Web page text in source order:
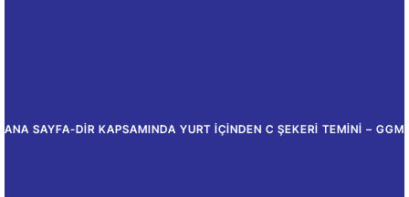
ANA SAYFA-DİR KAPSAMINDA YURT İÇINDEN C ŞEKERI TEMINI – GGM